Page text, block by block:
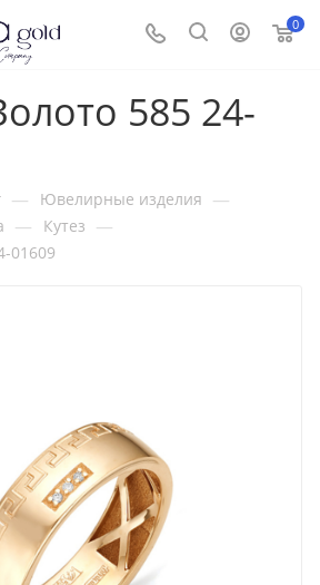
0
585 24-
— Ювелирные изделия —
— Кутез —
01609